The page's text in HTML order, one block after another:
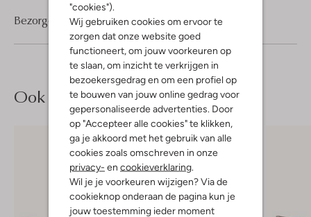
"cookies").
Wij gebruiken cookies om ervoor te
zorgen dat onze website goed
functioneert, om jouw voorkeuren op
te slaan, om inzicht te verkrijgen in
bezoekersgedrag en om een profiel op
te bouwen van jouw online gedrag voor
gepersonaliseerde advertenties. Door
op "Accepteer alle cookies" te klikken,
ga je akkoord met het gebruik van alle
cookies zoals omschreven in onze
privacy- en cookieverklaring.
Wil je je voorkeuren wijzigen? Via de
cookieknop onderaan de pagina kun je
jouw toestemming ieder moment
Bezorgen & retourneren
Ook iets voor jou?